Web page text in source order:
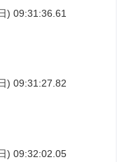
) 09:31:36.61
) 09:31:27.82
) 09:32:02.05